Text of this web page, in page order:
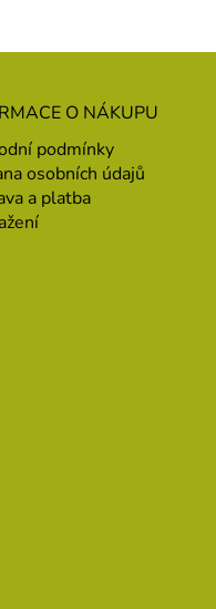
O NÁKUPU
podmínky
osobních údajů
a platba